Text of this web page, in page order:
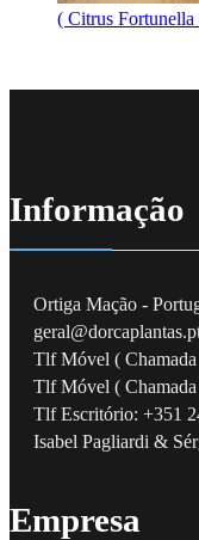
( Citrus
Informação
Ortiga Mação -
Tlf Móvel (
Tlf Móvel (
Tlf Escritório: +351
Isabel Pagliardi &
Empresa